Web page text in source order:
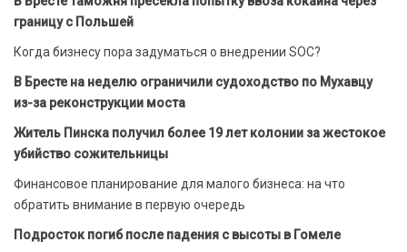
границу с Польшей
Когда бизнесу пора задуматься о внедрении SOC?
В Бресте на неделю ограничили судоходство по Мухавцу
из-за реконструкции моста
Житель Пинска получил более 19 лет колонии за жестокое
убийство сожительницы
Финансовое планирование для малого бизнеса: на что
обратить внимание в первую очередь
Подросток погиб после падения с высоты в Гомеле